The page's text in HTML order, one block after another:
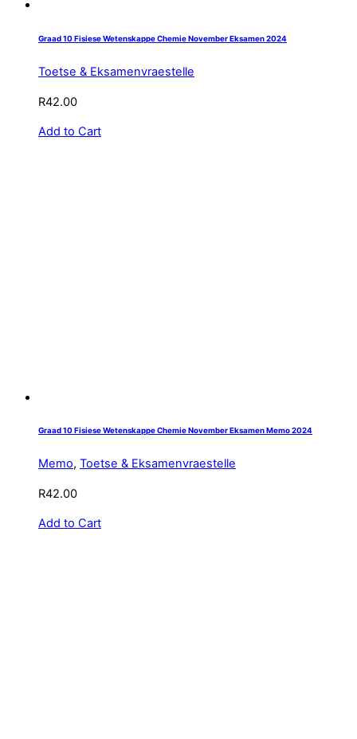
Graad 10 Fisiese Wetenskappe Chemie November Eksamen 2024
Toetse & Eksamenvraestelle
R42.00
Add to Cart
Graad 10 Fisiese Wetenskappe Chemie November Eksamen Memo 2024
Memo, Toetse & Eksamenvraestelle
R42.00
Add to Cart